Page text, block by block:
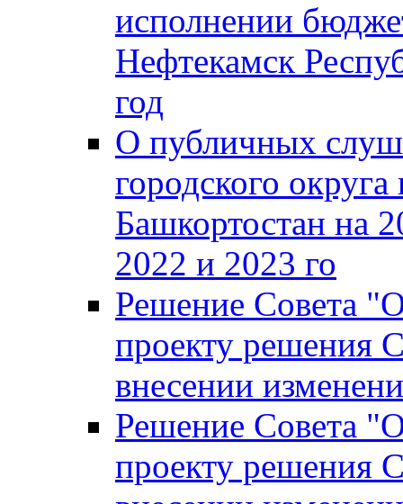
исполнении
Нефтекамск
год
О публичных
городского
Башкортостан на
2022 и 2023 го
Решение Совета
проекту решения
внесении
Решение Совета
проекту решения